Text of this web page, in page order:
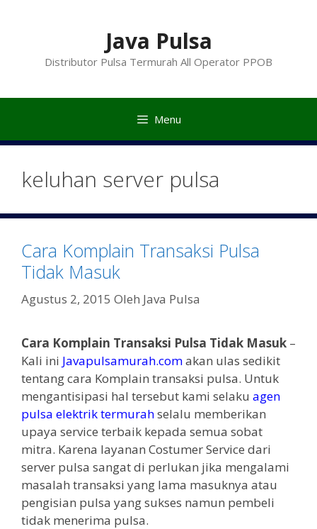
Java Pulsa
Distributor Pulsa Termurah All Operator PPOB
Menu
keluhan server pulsa
Cara Komplain Transaksi Pulsa
Tidak Masuk
Agustus 2, 2015 Oleh Java Pulsa
Cara Komplain Transaksi Pulsa Tidak Masuk –
Kali ini Javapulsamurah.comakan ulas sedikit
tentang cara Komplain transaksi pulsa. Untuk
mengantisipasi hal tersebut kami selaku agen
pulsa elektrik termurahselalu memberikan
upaya service terbaik kepada semua sobat
mitra. Karena layanan Costumer Service dari
server pulsa sangat di perlukan jika mengalami
masalah transaksi yang lama masuknya atau
pengisian pulsa yang sukses namun pembeli
tidak menerima pulsa.